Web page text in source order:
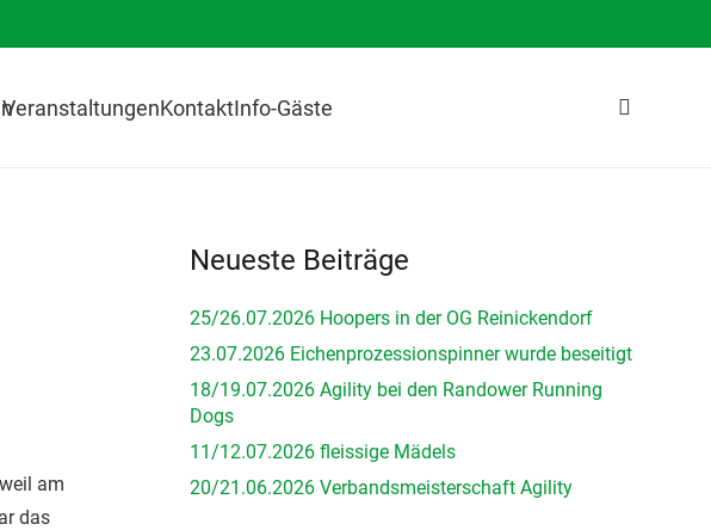
VeranstaltungenKontaktInfo-Gäste
am
das
Neueste Beiträge
25/26.07.2026 Hoopers in der OG Reinickendorf
23.07.2026 Eichenprozessionspinner wurde beseitigt
18/19.07.2026 Agility bei den Randower Running
Dogs
11/12.07.2026 fleissige Mädels
20/21.06.2026 Verbandsmeisterschaft Agility